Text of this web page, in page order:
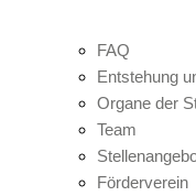
FAQ
Entstehung
Organe der
Team
Förderverein